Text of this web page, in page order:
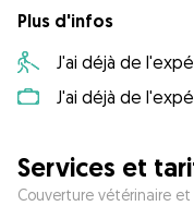
Plus d'infos
J'ai déjà de
J'ai déjà de
Services et
Couverture vétérinaire